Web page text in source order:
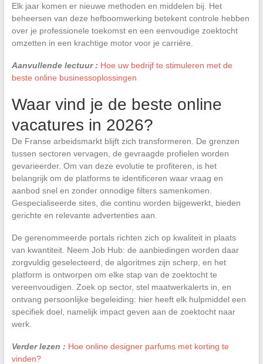
Elk jaar komen er nieuwe methoden en middelen bij. Het
beheersen van deze hefboomwerking betekent controle hebben
over je professionele toekomst en een eenvoudige zoektocht
omzetten in een krachtige motor voor je carrière.
Aanvullende lectuur : Hoe uw bedrijf te stimuleren met de
beste online businessoplossingen
Waar vind je de beste online
vacatures in 2026?
De Franse arbeidsmarkt blijft zich transformeren. De grenzen
tussen sectoren vervagen, de gevraagde profielen worden
gevarieerder. Om van deze evolutie te profiteren, is het
belangrijk om de platforms te identificeren waar vraag en
aanbod snel en zonder onnodige filters samenkomen.
Gespecialiseerde sites, die continu worden bijgewerkt, bieden
gerichte en relevante advertenties aan.
De gerenommeerde portals richten zich op kwaliteit in plaats
van kwantiteit. Neem Job Hub: de aanbiedingen worden daar
zorgvuldig geselecteerd, de algoritmes zijn scherp, en het
platform is ontworpen om elke stap van de zoektocht te
vereenvoudigen. Zoek op sector, stel maatwerkalerts in, en
ontvang persoonlijke begeleiding: hier heeft elk hulpmiddel een
specifiek doel, namelijk impact geven aan de zoektocht naar
werk.
Verder lezen : Hoe online designer parfums met korting te
vinden?